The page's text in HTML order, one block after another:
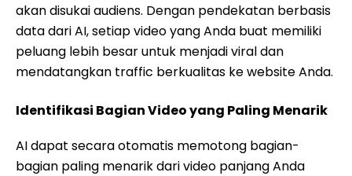
akan disukai audiens. Dengan pendekatan berbasis
data dari AI, setiap video yang Anda buat memiliki
peluang lebih besar untuk menjadi viral dan
mendatangkan traffic berkualitas ke website Anda.
Identifikasi Bagian Video yang Paling Menarik
AI dapat secara otomatis memotong bagian-
bagian paling menarik dari video panjang Anda